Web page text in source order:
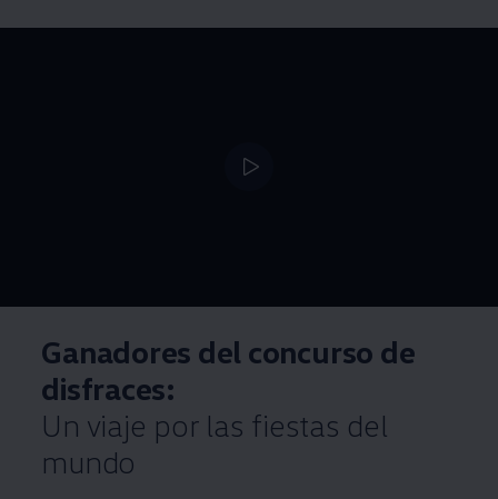
Ganadores del concurso de
disfraces:
Un viaje por las fiestas del
mundo